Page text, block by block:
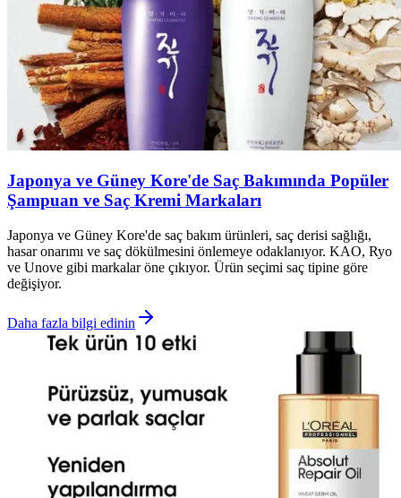
Japonya ve Güney Kore'de Saç Bakımında Popüler
Şampuan ve Saç Kremi Markaları
Japonya ve Güney Kore'de saç bakım ürünleri, saç derisi sağlığı,
hasar onarımı ve saç dökülmesini önlemeye odaklanıyor. KAO, Ryo
ve Unove gibi markalar öne çıkıyor. Ürün seçimi saç tipine göre
değişiyor.
Daha fazla bilgi edinin